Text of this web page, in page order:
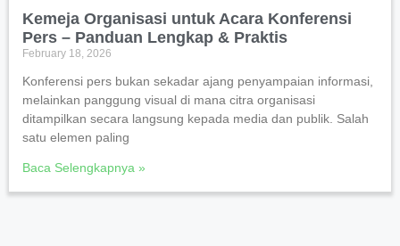
Kemeja Organisasi untuk Acara Konferensi
Pers – Panduan Lengkap & Praktis
February 18, 2026
Konferensi pers bukan sekadar ajang penyampaian informasi,
melainkan panggung visual di mana citra organisasi
ditampilkan secara langsung kepada media dan publik. Salah
satu elemen paling
Baca Selengkapnya »